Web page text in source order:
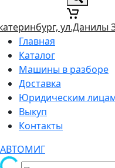
ул.Данилы
Главная
Каталог
Машины в разборе
Доставка
Юридическим
Выкуп
Контакты
АВТОМИГ